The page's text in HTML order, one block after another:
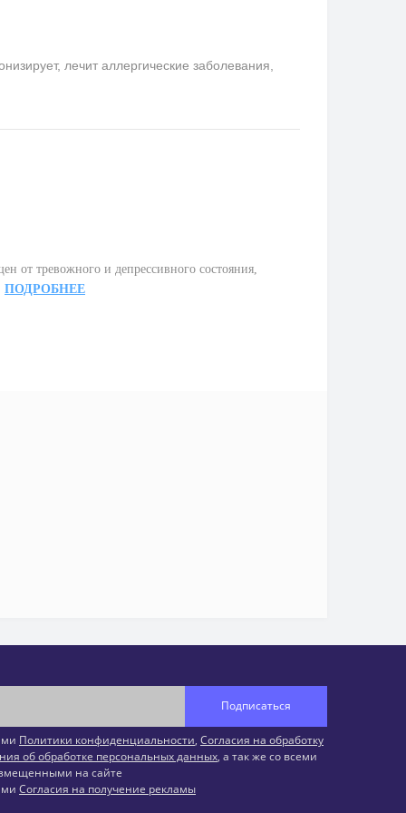
лечит аллергические заболевания,
от тревожного и депрессивного состояния,
ПОДРОБНЕЕ
Подписаться
Политики конфиденциальности, Согласия на обработку
об обработке персональных данных, а так же со всеми
на сайте
Согласия на получение рекламы